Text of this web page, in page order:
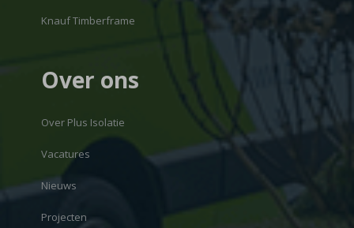
Knauf Timberframe
Over ons
Over Plus Isolatie
Vacatures
Nieuws
Projecten